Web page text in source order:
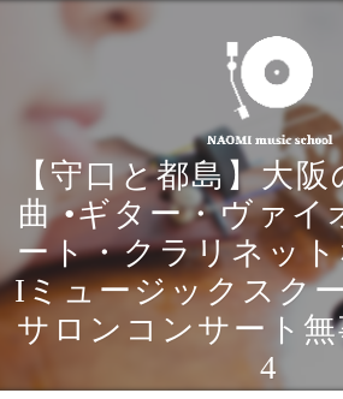
【守口と都島】大
曲 •ギター・ヴァイ
ート・クラリネッ
Iミュージックスク
サロンコンサート
4